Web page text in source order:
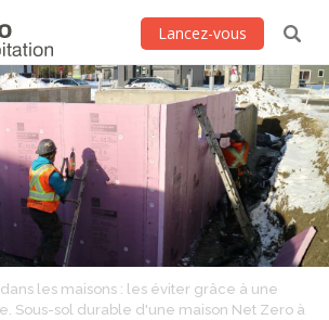
Lancez-vous
les maisons : les éviter grâce à une
Sous-sol durable d'une maison Net Zero à